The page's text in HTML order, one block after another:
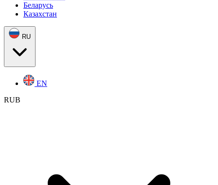
Беларусь
Казахстан
RU
EN
RUB